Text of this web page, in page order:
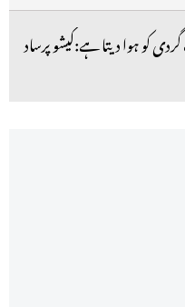
کو ہوا دیتا ہے:کیشو پرساد